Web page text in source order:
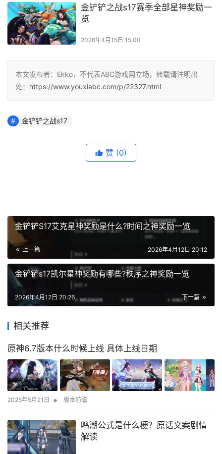
本文发布者：Ekko，不代表ABC游戏网立场，转载请注明出
处： https://www.youxiabc.com/p/22327.html
金铲铲之战s17
赞 (0)
金铲铲S17艾克星神奖励是什么?时间之神奖励一览
上一篇 2026年4月12日 20:12
金铲铲s17凯尔星神奖励有哪些?秩序之神奖励一览
下一篇
2026年4月12日 20:26
相关推荐
原神6.7版本什么时候上线 具体上线日期
2026年5月21日 • 版本前瞻
鸣潮公式是什么梗？原话文案剧情
解读